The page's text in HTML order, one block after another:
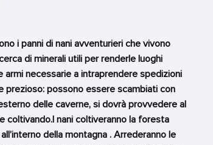
i panni di nani avventurieri che vivono
di minerali utili per renderle luoghi
necessarie a intraprendere spedizioni
prezioso: possono essere scambiati con
delle caverne, si dovrà provvedere al
coltivando.I nani coltiveranno la foresta
della montagna . Arrederanno le